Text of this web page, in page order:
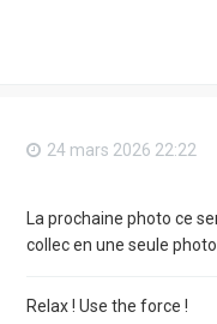
24 mars 2026 22:22
La prochaine photo ce
collec en une seule
Relax ! Use the force !